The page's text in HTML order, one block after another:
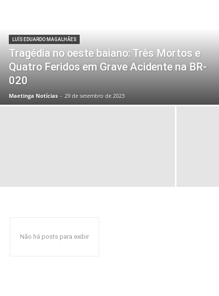
LUÍS EDUARDO MAGALHÃES
Tragédia no oeste baiano: Três Mortos e
Quatro Feridos em Grave Acidente na BR-
020
Maetinga Notícias - 29 de setembro de 2023
Não há posts para exibir